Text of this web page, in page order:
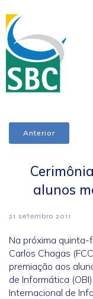
Anterior
alunos
21 setembro 2011
Na próxima quinta-
Carlos Chagas
premiação aos
de Informática
Internacional de